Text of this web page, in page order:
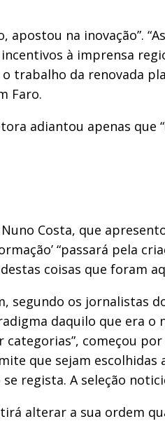
apostou na
à imprensa
o trabalho da renovada
Faro.
adiantou apenas
Costa, que
“passará pela
coisas que foram
os jornalistas
daquilo que era
começou
que sejam
regista. A seleção
alterar a sua ordem